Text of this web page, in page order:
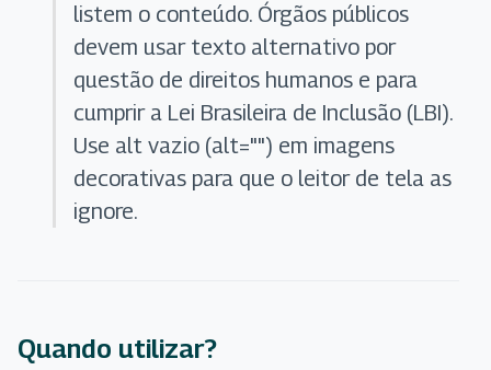
listem o conteúdo. Órgãos públicos
devem usar texto alternativo por
questão de direitos humanos e para
cumprir a Lei Brasileira de Inclusão (LBI).
Use alt vazio (alt="") em imagens
decorativas para que o leitor de tela as
ignore.
Quando utilizar?